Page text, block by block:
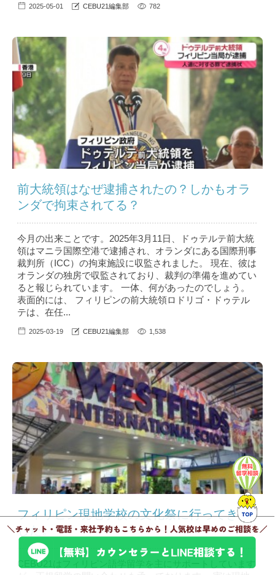
2025-05-01 CEBU21編集部 782
前大統領はなぜ逮捕されたの？しかもオラ
ンダで拘束されてる？
今月の出来ことです。2025年3月11日、ドゥテルテ前大統
領はマニラ国際空港で逮捕され、オランダにある国際刑事
裁判所（ICC）の拘束施設に収監されました。 現在、彼は
オランダの独房で収監されており、裁判の準備を進めてい
ると報じられています。 一体、何があったのでしょう。
表面的には、 フィリピンの前大統領ロドリゴ・ドゥテル
テは、在任...
2025-03-19 CEBU21編集部 1,538
フィリピン現地学校の文化祭に行ってきま
した。
CEBU21はフィリピン語学留学を主にサポートしています